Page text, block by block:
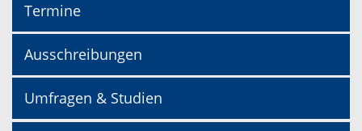
Termine
Ausschreibungen
Umfragen & Studien